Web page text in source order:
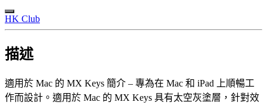
HK Club
描述
適用於 Mac 的 MX Keys 簡介 – 專為在 Mac 和 iPad 上順暢工
作而設計。適用於 Mac 的 MX Keys 具有太空灰塗層，針對效